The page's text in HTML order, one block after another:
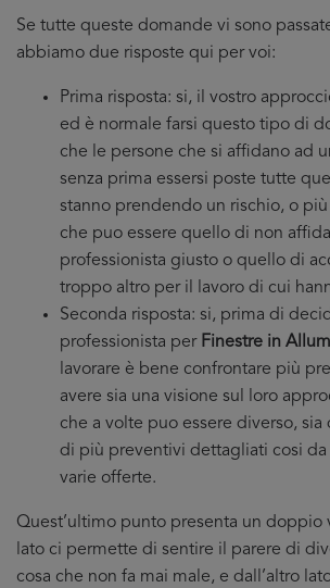
Se tutte queste domande vi sono
abbiamo due risposte qui per voi:
Prima risposta: si, il vostro
ed è normale farsi questo tipo di
che le persone che si affidano ad
senza prima essersi poste tutte
stanno prendendo un rischio, o
che puo essere quello di non
professionista giusto o quello di
troppo altro per il lavoro di cui
Seconda risposta: si, prima di
professionista per Finestre in
lavorare è bene confrontare più
avere sia una visione sul loro
che a volte puo essere diverso,
di più preventivi dettagliati cosi da
varie offerte.
Quest’ultimo punto presenta un doppio
lato ci permette di sentire il parere di
cosa che non fa mai male, e dall’altro